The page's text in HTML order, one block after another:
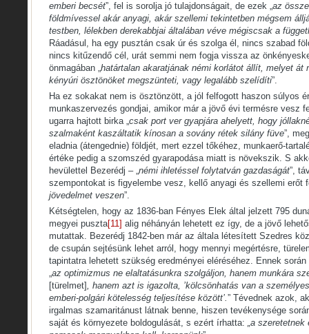
emberi becsét”, fel is sorolja jó tulajdonságait, de ezek „az
földmívessel akár anyagi, akár szellemi tekintetben mégsem
testben, lélekben derekabbjai általában véve mégiscsak a
Ráadásul, ha egy pusztán csak úr és szolga él, nincs szabad
nincs kitűzendő cél, urát semmi nem fogja vissza az
önmagában „határtalan akaratjának némi korlátot állít, melyet át
kényúri ösztönöket megszünteti, vagy legalább szelídíti”.
Ha ez sokakat nem is ösztönzött, a jól felfogott haszon súlyos
munkaszervezés gondjai, amikor már a jövő évi termésre vesz
ugarra hajtott birka „csak port ver gyapjára ahelyett, hogy
szalmaként kaszáltatik kínosan a sovány rétek silány füve”,
eladnia (átengednie) földjét, mert ezzel tőkéhez, munkaerő-
értéke pedig a szomszéd gyarapodása miatt is növekszik. S
hevülettel Bezerédj – „némi ihletéssel folytatván gazdaságát”,
szempontokat is figyelembe vesz, kellő anyagi és szellemi erőt
jövedelmet veszen”.
Kétségtelen, hogy az 1836-ban Fényes Elek által jelzett 795
megyei puszta[11] alig néhányán lehetett ez így, de a jövő
mutattak. Bezerédj 1842-ben már az általa létesített Szedres
de csupán sejtésünk lehet arról, hogy mennyi megértésre,
tapintatra lehetett szükség eredményei eléréséhez. Ennek
„az optimizmus ne elaltatásunkra szolgáljon, hanem munkára
[türelmet], hanem azt is igazolta, ’kölcsönhatás van a
emberi-polgári kötelesség teljesítése között’.” Tévednek azok,
irgalmas szamaritánust látnak benne, hiszen tevékenysége
saját és környezete boldogulását, s ezért írhatta: „a